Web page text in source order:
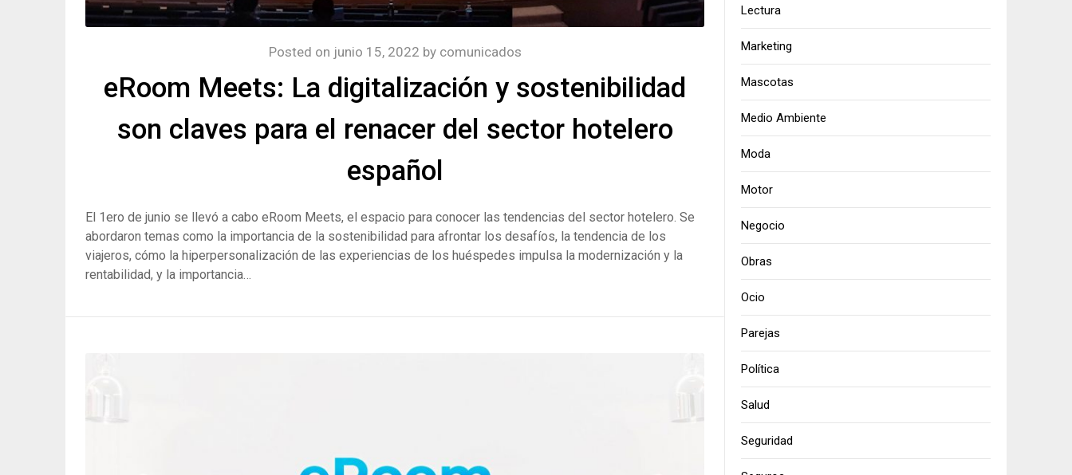
eRoom Meets: La digitalización y sostenibilidad
son claves para el renacer del sector hotelero
español
Posted on junio 15, 2022 by comunicados
El 1ero de junio se llevó a cabo eRoom Meets, el espacio para conocer las tendencias del sector hotelero. Se
abordaron temas como la importancia de la sostenibilidad para afrontar los desafíos, la tendencia de los
viajeros, cómo la hiperpersonalización de las experiencias de los huéspedes impulsa la modernización y la
rentabilidad, y la importancia…
Lectura
Marketing
Mascotas
Medio Ambiente
Moda
Motor
Negocio
Obras
Ocio
Parejas
Política
Salud
Seguridad